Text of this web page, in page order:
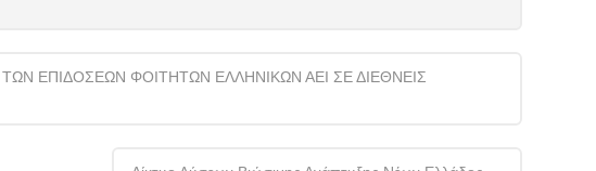
ΕΠΙΔΟΣΕΩΝ ΦΟΙΤΗΤΩΝ ΕΛΛΗΝΙΚΩΝ ΑΕΙ ΣΕ ΔΙΕΘΝΕΙΣ